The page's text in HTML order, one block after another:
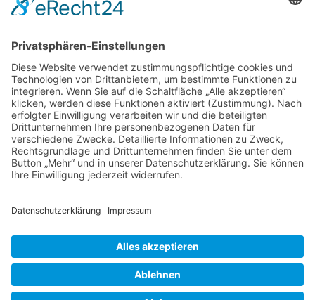
Der Betreiber erteilt dir auf Anfrage Auskunft,
Du kannst jederzeit die Löschung bzw. Sperrung
deiner Daten verlangen. Kontaktiere hierzu bitte
den Betreiber.
Foren-Übersicht Alle Zeiten sindUTC+02:00